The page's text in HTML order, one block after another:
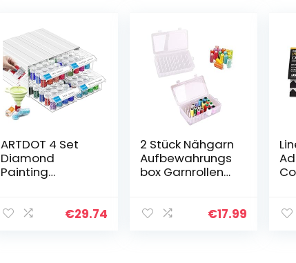
ARTDOT 4 Set
Diamond
Painting
128 Stück 5D€29.74
2 Stück Nähgarn
Aufbewahrungs
box Garnrollen
Klarer Kunststoff
€17.99